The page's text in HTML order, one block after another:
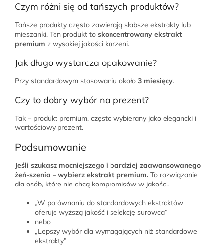
Czym różni się od tańszych produktów?
Tańsze produkty często zawierają słabsze ekstrakty lub
mieszanki. Ten produkt to skoncentrowany ekstrakt
premium z wysokiej jakości korzeni.
Jak długo wystarcza opakowanie?
Przy standardowym stosowaniu około 3 miesięcy.
Czy to dobry wybór na prezent?
Tak – produkt premium, często wybierany jako elegancki i
wartościowy prezent.
Podsumowanie
Jeśli szukasz mocniejszego i bardziej zaawansowanego
żeń-szenia – wybierz ekstrakt premium. To rozwiązanie
dla osób, które nie chcą kompromisów w jakości.
„W porównaniu do standardowych ekstraktów
oferuje wyższą jakość i selekcję surowca”
nebo
„Lepszy wybór dla wymagających niż standardowe
ekstrakty”